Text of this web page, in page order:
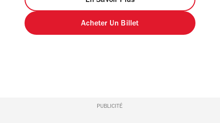
Acheter Un Billet
PUBLICITÉ